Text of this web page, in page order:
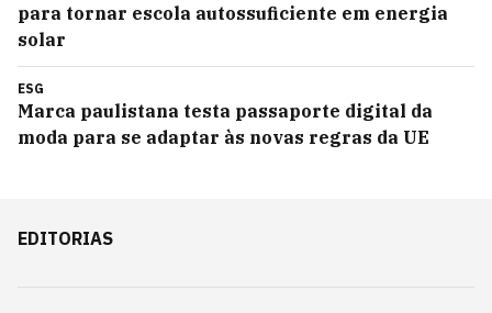
para tornar escola autossuficiente em energia
solar
ESG
Marca paulistana testa passaporte digital da
moda para se adaptar às novas regras da UE
EDITORIAS